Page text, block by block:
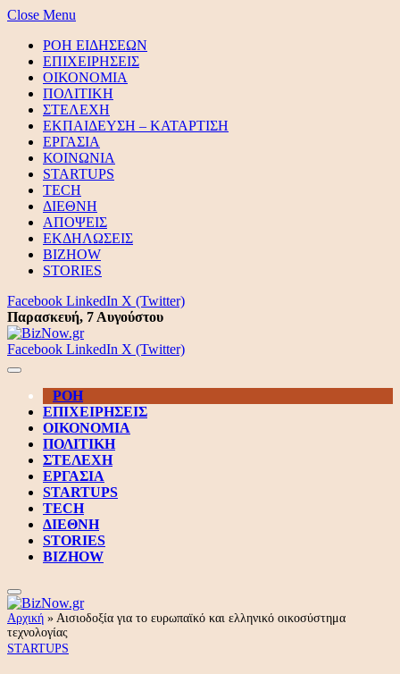
Close Menu
ΡΟΗ ΕΙΔΗΣΕΩΝ
ΕΠΙΧΕΙΡΗΣΕΙΣ
ΟΙΚΟΝΟΜΙΑ
ΠΟΛΙΤΙΚΗ
ΣΤΕΛΕΧΗ
ΕΚΠΑΙΔΕΥΣΗ – ΚΑΤΑΡΤΙΣΗ
ΕΡΓΑΣΙΑ
ΚΟΙΝΩΝΙΑ
STARTUPS
TECH
ΔΙΕΘΝΗ
ΑΠΟΨΕΙΣ
ΕΚΔΗΛΩΣΕΙΣ
BIZHOW
STORIES
Facebook LinkedIn X (Twitter)
Παρασκευή, 7 Αυγούστου
Facebook LinkedIn X (Twitter)
ΡΟΗ
ΕΠΙΧΕΙΡΗΣΕΙΣ
ΟΙΚΟΝΟΜΙΑ
ΠΟΛΙΤΙΚΗ
ΣΤΕΛΕΧΗ
ΕΡΓΑΣΙΑ
STARTUPS
TECH
ΔΙΕΘΝΗ
STORIES
BIZHOW
Αρχική » Αισιοδοξία για το ευρωπαϊκό και ελληνικό οικοσύστημα
τεχνολογίας
STARTUPS